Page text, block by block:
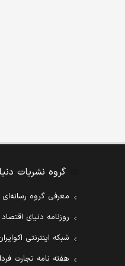
گروه نشریات
معرفی گروه رسانه‌ای
روزنامه دنیای اقتصاد
شبکه اینترنتی
هفته نامه تجارت فردا